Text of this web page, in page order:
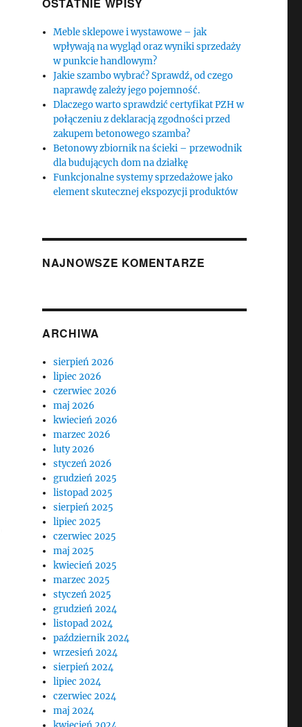
Meble sklepowe i wystawowe – jak
wpływają na wygląd oraz wyniki sprzedaży
w punkcie handlowym?
Jakie szambo wybrać? Sprawdź, od czego
naprawdę zależy jego pojemność.
Dlaczego warto sprawdzić certyfikat PZH w
połączeniu z deklaracją zgodności przed
zakupem betonowego szamba?
Betonowy zbiornik na ścieki – przewodnik
dla budujących dom na działkę
Funkcjonalne systemy sprzedażowe jako
element skutecznej ekspozycji produktów
NAJNOWSZE KOMENTARZE
ARCHIWA
sierpień 2026
lipiec 2026
czerwiec 2026
maj 2026
kwiecień 2026
marzec 2026
luty 2026
styczeń 2026
grudzień 2025
listopad 2025
sierpień 2025
lipiec 2025
czerwiec 2025
maj 2025
kwiecień 2025
marzec 2025
styczeń 2025
grudzień 2024
listopad 2024
październik 2024
wrzesień 2024
sierpień 2024
lipiec 2024
czerwiec 2024
maj 2024